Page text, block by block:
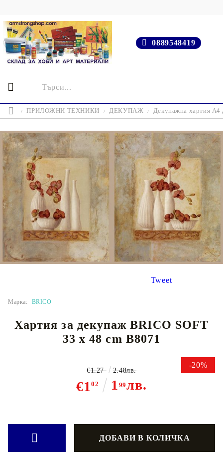
0889548419
ПРИЛОЖНИ ТЕХНИКИ ДЕКУПАЖ Декупажна хартия А4
Tweet
Марка: BRICO
Хартия за декупаж BRICO SOFT
33 x 48 cm B8071
-20%
€102 1 99лв.
€1.27 2.48лв.